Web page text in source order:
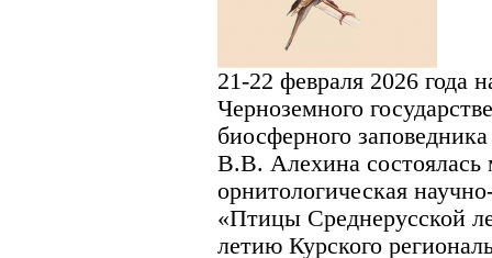
21-22 февраля 2026 года
Черноземного
биосферного
В.В. Алехина состоялась
орнитологическая
«Птицы Среднерусской
летию Курского